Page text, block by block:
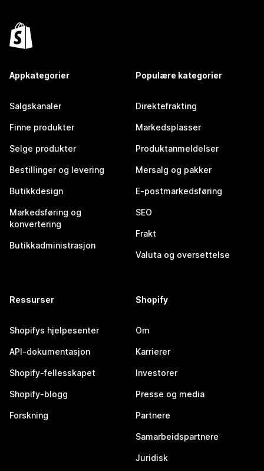
Appkategorier
Salgskanaler
Finne produkter
Selge produkter
Bestillinger og levering
Butikkdesign
Markedsføring og
konvertering
Butikkadministrasjon
Populære kategorier
Direktefrakting
Markedsplasser
Produktanmeldelser
Mersalg og pakker
E-postmarkedsføring
SEO
Frakt
Valuta og oversettelse
Ressurser
Shopifys hjelpesenter
API-dokumentasjon
Shopify-fellesskapet
Shopify-blogg
Forskning
Shopify
Om
Karrierer
Investorer
Presse og media
Partnere
Samarbeidspartnere
Juridisk